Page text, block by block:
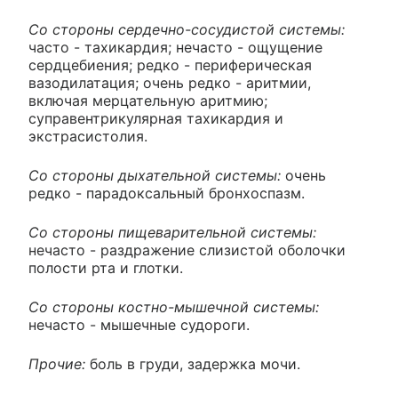
Со стороны сердечно-сосудистой системы:
часто - тахикардия; нечасто - ощущение
сердцебиения; редко - периферическая
вазодилатация; очень редко - аритмии,
включая мерцательную аритмию;
суправентрикулярная тахикардия и
экстрасистолия.
Со стороны дыхательной системы: очень
редко - парадоксальный бронхоспазм.
Со стороны пищеварительной системы:
нечасто - раздражение слизистой оболочки
полости рта и глотки.
Со стороны костно-мышечной системы:
нечасто - мышечные судороги.
Прочие: боль в груди, задержка мочи.